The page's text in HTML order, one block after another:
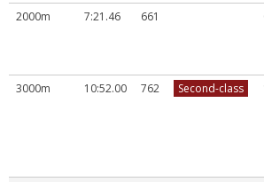
2000m
7:21.46 661
3000m
10:52.00 762 Second-class